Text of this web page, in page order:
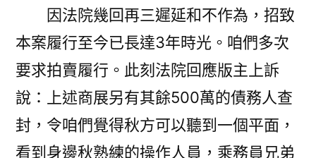
因法院幾回再三遲延和不作為，招致
本案履行至今已長達3年時光。咱們多次
要求拍賣履行。此刻法院回應版主上訴
說：上述商展另有其餘500萬的債務人查
封，令咱們覺得秋方可以聽到一個平面，
看到身邊秋熟練的操作人員，乘務員兄弟